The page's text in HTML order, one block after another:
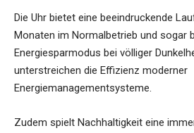
Die Uhr bietet eine beeindruckende
Monaten im Normalbetrieb und sogar
Energiesparmodus bei völliger
unterstreichen die Effizienz moderner
Energiemanagementsysteme.
Zudem spielt Nachhaltigkeit eine